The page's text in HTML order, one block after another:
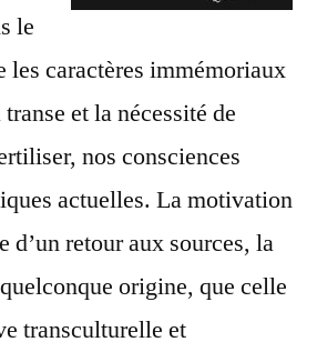
le
les caractères immémoriaux
et la nécessité de
nos consciences
actuelles. La motivation
d’un retour aux sources, la
origine, que celle
transculturelle et